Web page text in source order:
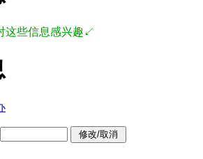
这些信息感兴趣↙